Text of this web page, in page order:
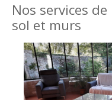
Nos services
sol et murs